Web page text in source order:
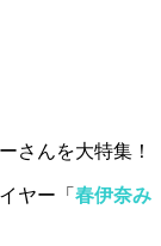
さんを大特集！
ヤー「 春伊奈み